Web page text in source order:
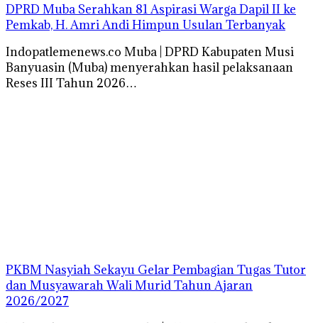
DPRD Muba Serahkan 81 Aspirasi Warga Dapil II ke
Pemkab, H. Amri Andi Himpun Usulan Terbanyak
Indopatlemenews.co Muba | DPRD Kabupaten Musi
Banyuasin (Muba) menyerahkan hasil pelaksanaan
Reses III Tahun 2026…
PKBM Nasyiah Sekayu Gelar Pembagian Tugas Tutor
dan Musyawarah Wali Murid Tahun Ajaran
2026/2027